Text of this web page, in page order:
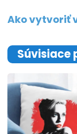
Ako vytvoriť
Súvisiace